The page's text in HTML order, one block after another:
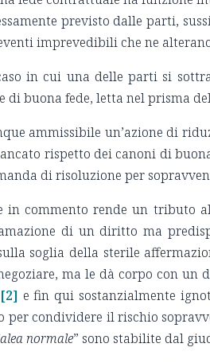
previsto dalle parti,
imprevedibili che ne
in cui una delle parti si
di buona fede, letta nel prisma
ammissibile un’azione di
rispetto dei canoni di
di risoluzione per
in commento rende un tributo
di un diritto ma
soglia della sterile
ma le dà corpo con un
[2] e fin qui sostanzialmente
per condividere il rischio
normale” sono stabilite dal